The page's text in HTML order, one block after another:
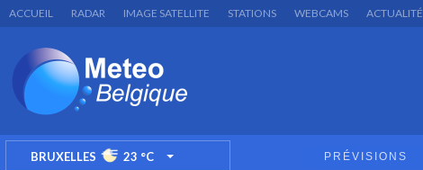
ACCUEIL RADAR IMAGE SATELLITE STATIONS WEBCAMS ACTUALITÉ
BRUXELLES 23 °C TOGGLE DROPDOWN PRÉVISIONS